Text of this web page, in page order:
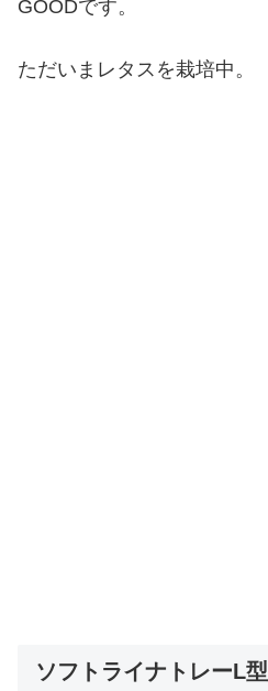
GOODです。
ただいまレタスを栽培中。
ソフトライナトレーL型